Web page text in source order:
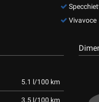
Vivavoce
5.1 l/100 km
3.5 l/100 km